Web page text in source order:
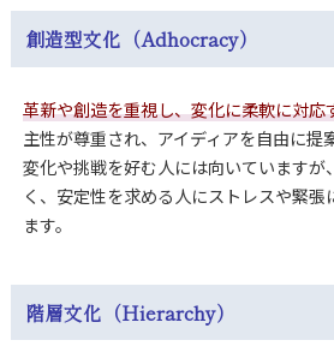
創造型文化（Adhocracy）
革新や創造を重視し、変化に柔軟に対応
主性が尊重され、アイディアを自由に提
変化や挑戦を好む人には向いていますが
く、安定性を求める人にストレスや緊
ます。
階層文化（Hierarchy）